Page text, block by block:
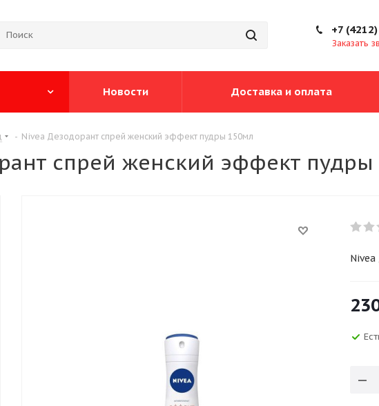
+7
Заказать
Новости Доставка и оплата
- Nivea Дезодорант спрей женский эффект пудры 150мл
спрей женский эффект пудры